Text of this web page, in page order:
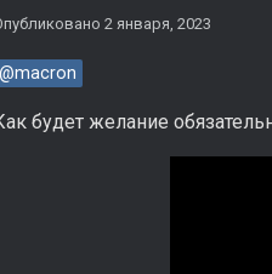
2 января, 2023
@macron
будет желание